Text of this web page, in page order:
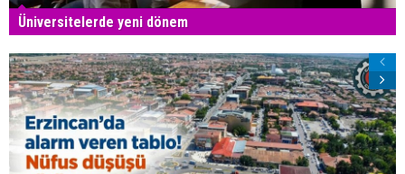
Üniversitelerde yeni dönem